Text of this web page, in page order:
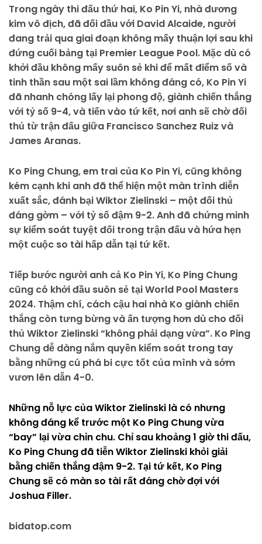
Trong ngày thi đấu thứ hai, Ko Pin Yi, nhà đương
kim vô địch, đã đối đầu với David Alcaide, người
đang trải qua giai đoạn không mấy thuận lợi sau khi
đứng cuối bảng tại Premier League Pool. Mặc dù có
khởi đầu không mấy suôn sẻ khi để mất điểm số và
tinh thần sau một sai lầm không đáng có, Ko Pin Yi
đã nhanh chóng lấy lại phong độ, giành chiến thắng
với tỷ số 9-4, và tiến vào tứ kết, nơi anh sẽ chờ đối
thủ từ trận đấu giữa Francisco Sanchez Ruiz và
James Aranas.
Ko Ping Chung, em trai của Ko Pin Yi, cũng không
kém cạnh khi anh đã thể hiện một màn trình diễn
xuất sắc, đánh bại Wiktor Zielinski – một đối thủ
đáng gờm – với tỷ số đậm 9-2. Anh đã chứng minh
sự kiểm soát tuyệt đối trong trận đấu và hứa hẹn
một cuộc so tài hấp dẫn tại tứ kết.
Tiếp bước người anh cả Ko Pin Yi, Ko Ping Chung
cũng có khởi đầu suôn sẻ tại World Pool Masters
2024. Thậm chí, cách cậu hai nhà Ko giành chiến
thắng còn tưng bừng và ấn tượng hơn dù cho đối
thủ Wiktor Zielinski “không phải dạng vừa”. Ko Ping
Chung dễ dàng nắm quyền kiểm soát trong tay
bằng những cú phá bi cực tốt của mình và sớm
vươn lên dẫn 4-0.
Những nỗ lực của Wiktor Zielinski là có nhưng
không đáng kể trước một Ko Ping Chung vừa
“bay” lại vừa chỉn chu. Chỉ sau khoảng 1 giờ thi đấu,
Ko Ping Chung đã tiễn Wiktor Zielinski khỏi giải
bằng chiến thắng đậm 9-2. Tại tứ kết, Ko Ping
Chung sẽ có màn so tài rất đáng chờ đợi với
Joshua Filler.
bidatop.com